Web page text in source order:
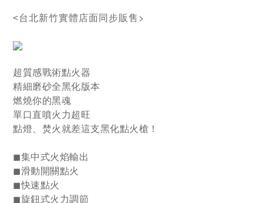
<台北新竹實體店面同步販售 >
超質感戰術點火器
精細磨砂全黑化版本
燃燒你的黑魂
單口直噴火力超旺
點燈、焚火就差這支黑化點火槍！
◼集中式火焰輸出
◼滑動開關點火
◼快速點火
◼旋鈕式火力調節